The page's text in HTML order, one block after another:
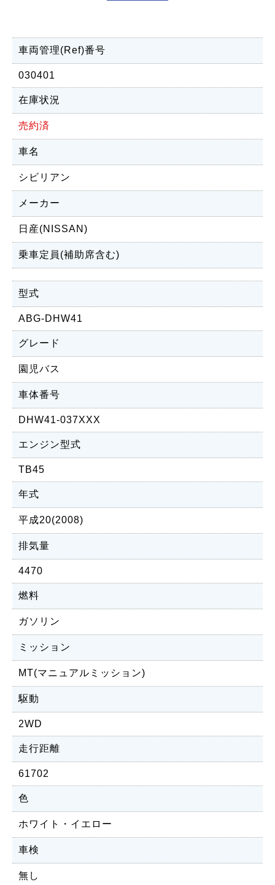
車両管理(Ref)番号
030401
在庫状況
売約済
車名
シビリアン
メーカー
日産(NISSAN)
乗車定員(補助席含む)
型式
ABG-DHW41
グレード
園児バス
車体番号
DHW41-037XXX
エンジン型式
TB45
年式
平成20(2008)
排気量
4470
燃料
ガソリン
ミッション
MT(マニュアルミッション)
駆動
2WD
走行距離
61702
色
ホワイト・イエロー
車検
無し